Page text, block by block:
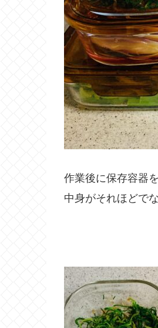
作業後に保存容器
中身がそれほどで